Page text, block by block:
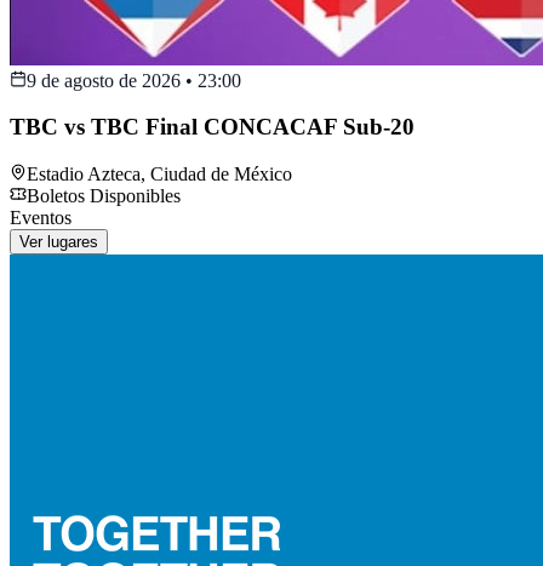
9 de agosto de 2026 • 23:00
TBC vs TBC Final CONCACAF Sub-20
Estadio Azteca, Ciudad de México
Boletos Disponibles
Eventos
Ver lugares